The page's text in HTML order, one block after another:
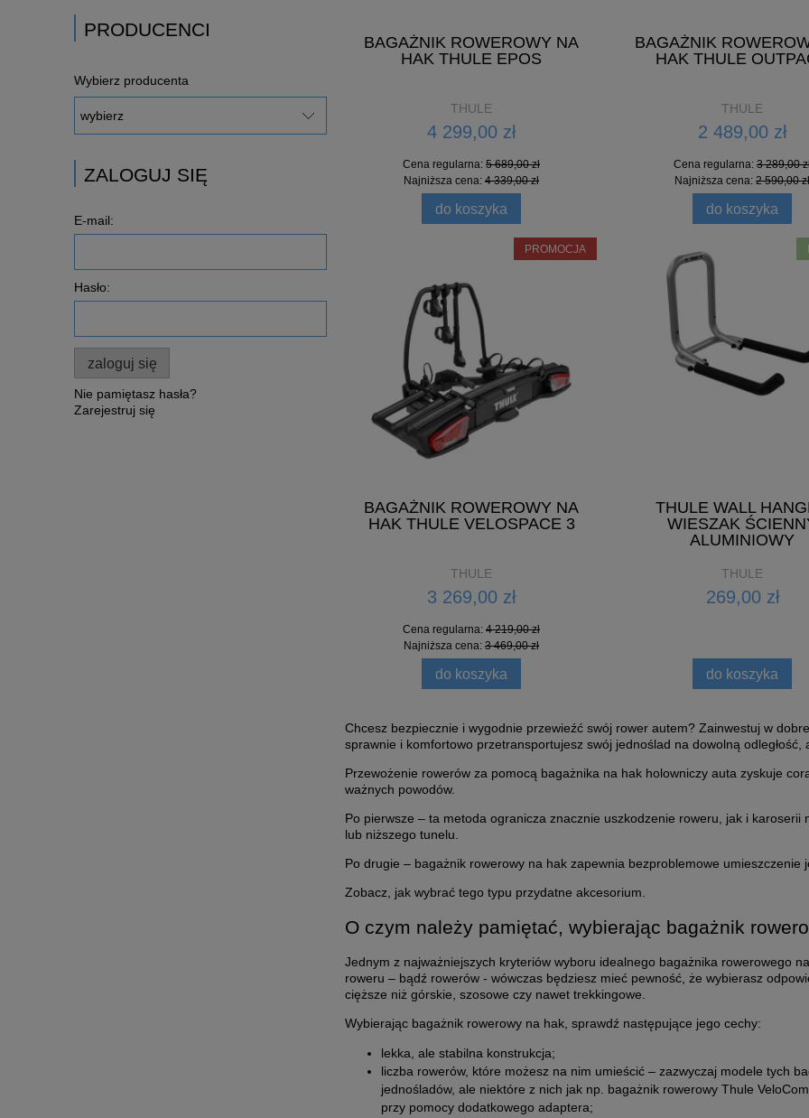
PRODUCENCI
Wybierz producenta
ZALOGUJ SIĘ
E-mail:
Hasło:
zaloguj się
Nie pamiętasz hasła?
Zarejestruj się
BAGAŻNIK ROWEROWY NA
HAK THULE EPOS
THULE
4 299,00 zł
Cena regularna: 5 689,00 zł
Najniższa cena: 4 339,00 zł
do koszyka
BAGAŻNIK
HAK THULE
THULE
2 489,00 zł
Cena regularna: 3 289,00
Najniższa cena: 2 590,00 zł
do koszyka
BAGAŻNIK ROWEROWY NA
HAK THULE VELOSPACE 3
THULE
3 269,00 zł
Cena regularna: 4 219,00 zł
Najniższa cena: 3 469,00 zł
do koszyka
PROMOCJA
THULE WALL
WIESZAK
ALUMINIOWY
THULE
269,00 zł
do koszyka
Chcesz bezpiecznie i wygodnie przewieźć swój rower autem? Zainwestuj w
sprawnie i komfortowo przetransportujesz swój jednoślad na dowolną
Przewożenie rowerów za pomocą bagażnika na hak holowniczy auta zyskuje
ważnych powodów.
Po pierwsze – ta metoda ogranicza znacznie uszkodzenie roweru, jak i
lub niższego tunelu.
Po drugie – bagażnik rowerowy na hak zapewnia bezproblemowe
Zobacz, jak wybrać tego typu przydatne akcesorium.
O czym należy pamiętać, wybierając bagażnik
Jednym z najważniejszych kryteriów wyboru idealnego bagażnika rowerowego
roweru – bądź rowerów - wówczas będziesz mieć pewność, że wybierasz
cięższe niż górskie, szosowe czy nawet trekkingowe.
Wybierając bagażnik rowerowy na hak, sprawdź następujące jego cechy:
lekka, ale stabilna konstrukcja;
liczba rowerów, które możesz na nim umieścić – zazwyczaj modele tych
jednośladów, ale niektóre z nich jak np. bagażnik rowerowy Thule
przy pomocy dodatkowego adaptera;